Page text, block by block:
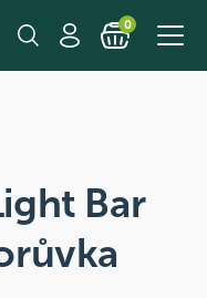
0
Bar